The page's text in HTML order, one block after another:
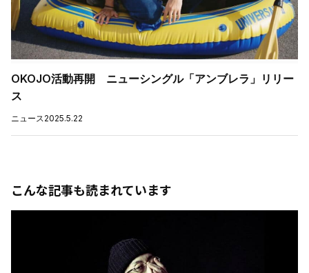
OKOJO活動再開 ニューシングル「アンブレラ」リリー
ス
ニュース 2025.5.22
こんな記事も読まれています